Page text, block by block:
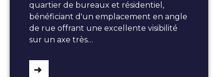
quartier de bureaux et résidentiel,
bénéficiant d'un emplacement en angle
de rue offrant une excellente visibilité
sur un axe très…